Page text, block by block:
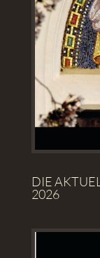
DIE
2026